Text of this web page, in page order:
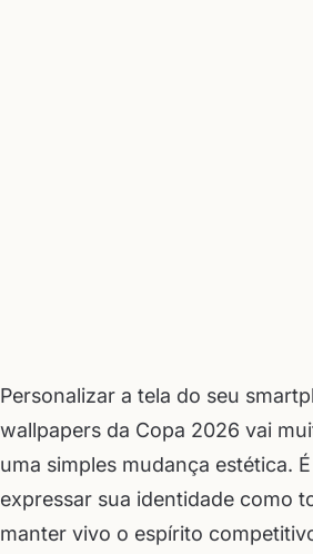
Personalizar a tela do seu
wallpapers da Copa 2026 vai
uma simples mudança estética.
expressar sua identidade como
manter vivo o espírito